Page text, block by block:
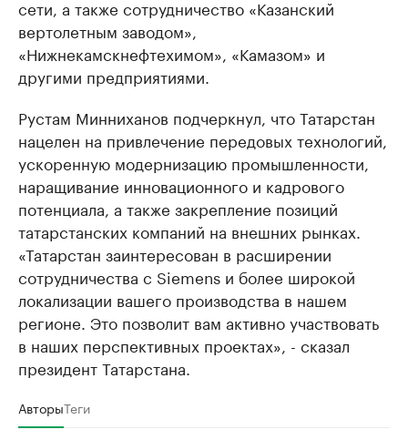
сети, а также сотрудничество «Казанский
вертолетным заводом»,
«Нижнекамскнефтехимом», «Камазом» и
другими предприятиями.
Рустам Минниханов подчеркнул, что Татарстан
нацелен на привлечение передовых технологий,
ускоренную модернизацию промышленности,
наращивание инновационного и кадрового
потенциала, а также закрепление позиций
татарстанских компаний на внешних рынках.
«Татарстан заинтересован в расширении
сотрудничества с Siemens и более широкой
локализации вашего производства в нашем
регионе. Это позволит вам активно участвовать
в наших перспективных проектах», - сказал
президент Татарстана.
АвторыТеги